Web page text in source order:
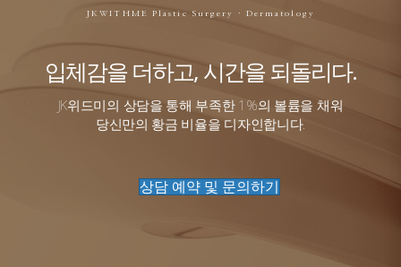
JKWITHME Plastic Surgery · Dermatology
입체감을 더하고, 시간을 되돌리다.
JK위드미의 상담을 통해 부족한 1%의 볼륨을 채워
당신만의 황금 비율을 디자인합니다.
상담 예약 및 문의하기